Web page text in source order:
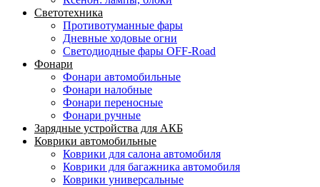
Светотехника
Противотуманные фары
Дневные ходовые огни
Светодиодные фары OFF-Road
Фонари
Фонари автомобильные
Фонари налобные
Фонари переносные
Фонари ручные
Зарядные устройства для АКБ
Коврики автомобильные
Коврики для салона автомобиля
Коврики для багажника автомобиля
Коврики универсальные